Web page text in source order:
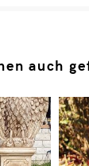
auch